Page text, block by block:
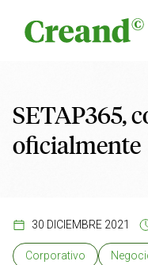
SETAP365,
oficialmente
30 DICIEMBRE 2021
Corporativo